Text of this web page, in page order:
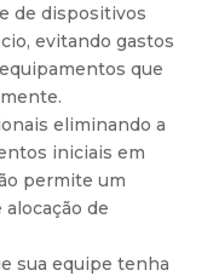
de dispositivos
evitando gastos
que
eliminando a
iniciais em
permite um
de
sua equipe tenha